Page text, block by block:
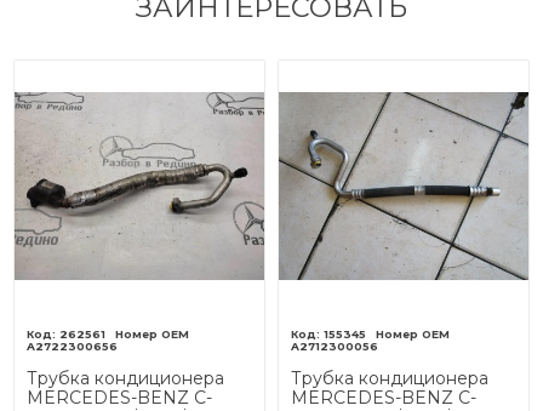
ЗАИНТЕРЕСОВАТЬ
262561
A2722300656
Трубка кондиционера
MERCEDES-BENZ C-
155345
A2712300056
Трубка кондиционера
MERCEDES-BENZ C-